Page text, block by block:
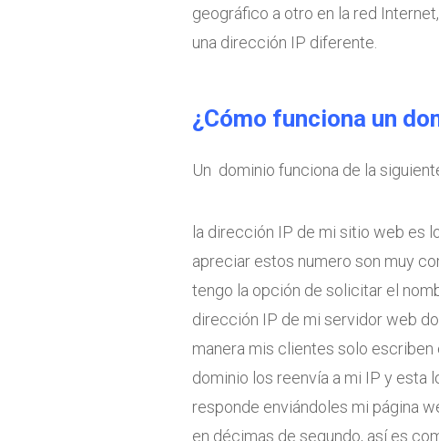
geográfico a otro en la red
una dirección IP diferente.
¿Cómo funciona un
Un dominio funciona de la
la dirección IP de mi sitio web es
apreciar estos numero son muy
tengo la opción de solicitar el
dirección IP de mi servidor web
manera mis clientes solo escriben
dominio los reenvía a mi IP y esta
responde enviándoles mi página
en décimas de segundo, así es